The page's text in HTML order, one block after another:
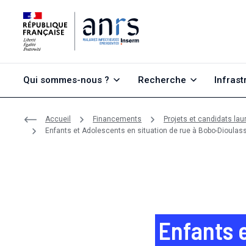
Qui sommes-nous ? Recherche
Accueil Financements
Projets et candidats
Enfants et Adolescents en situation de rue à Bobo-
Enfants